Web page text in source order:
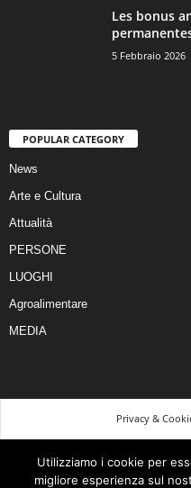
Les bonus
5 Febbraio 2026
POPULAR CATEGORY
News
Arte e Cultura
Attualità
PERSONE
LUOGHI
Agroalimentare
MEDIA
Privacy &
© 2026 Tutti i diritti riservati |
Utilizziamo i cookie per
migliore esperienza sul